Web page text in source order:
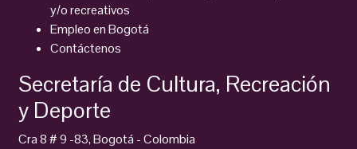
y/o recreativos
Empleo en Bogotá
Contáctenos
Secretaría de Cultura, Recreación
y Deporte
Cra 8 # 9 -83, Bogotá - Colombia